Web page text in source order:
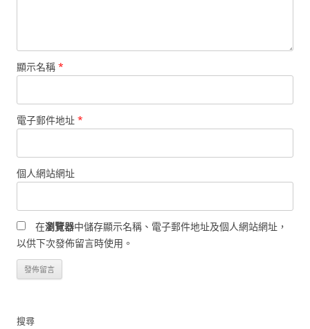
顯示名稱 *
電子郵件地址 *
個人網站網址
在瀏覽器中儲存顯示名稱、電子郵件地址及個人網站網址，
以供下次發佈留言時使用。
搜尋